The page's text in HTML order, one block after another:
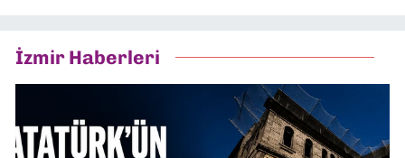
İzmir Haberleri